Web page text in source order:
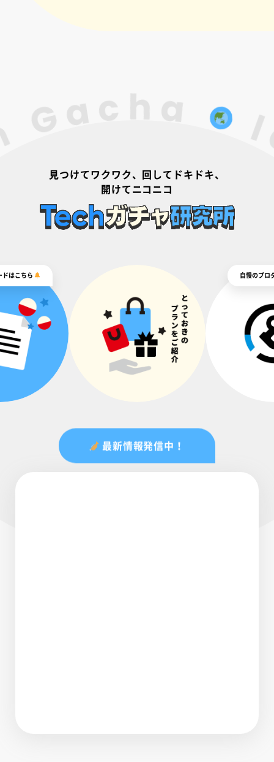
見つけてワクワク、回してドキドキ、
開けてニコニコ
ドはこちら 自慢のプロ
最新情報発信中！